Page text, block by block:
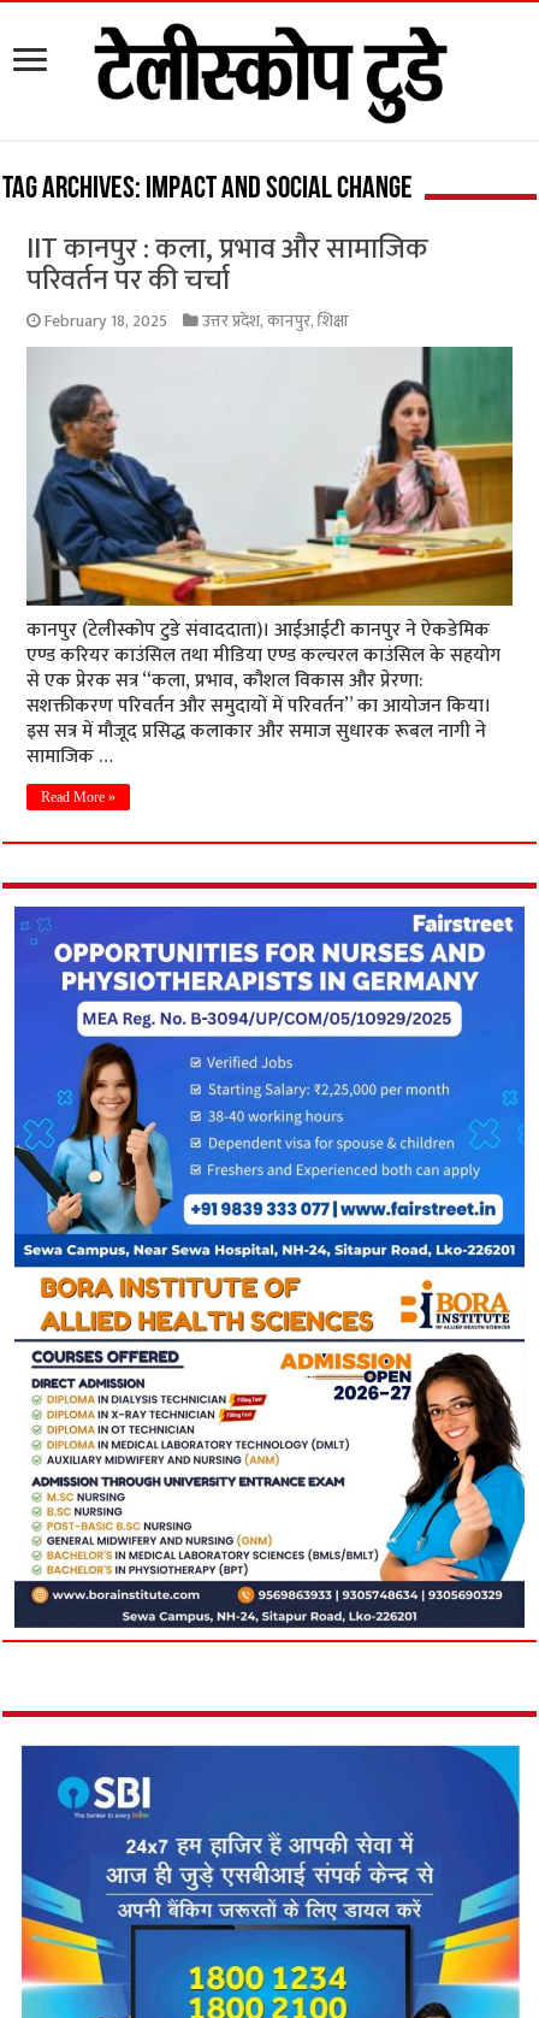
Tag Archives: Impact and Social Change
IIT कानपुर : कला, प्रभाव और सामाजिक
परिवर्तन पर की चर्चा
February 18, 2025 उत्तर प्रदेश,कानपुर,शिक्षा
कानपुर (टेलीस्कोप टुडे संवाददाता)। आईआईटी कानपुर ने ऐकडेमिक
एण्ड करियर काउंसिल तथा मीडिया एण्ड कल्चरल काउंसिल के सहयोग
से एक प्रेरक सत्र “कला, प्रभाव, कौशल विकास और प्रेरणा:
सशक्तीकरण परिवर्तन और समुदायों में परिवर्तन” का आयोजन किया।
इस सत्र में मौजूद प्रसिद्ध कलाकार और समाज सुधारक रूबल नागी ने
सामाजिक …
Read More »